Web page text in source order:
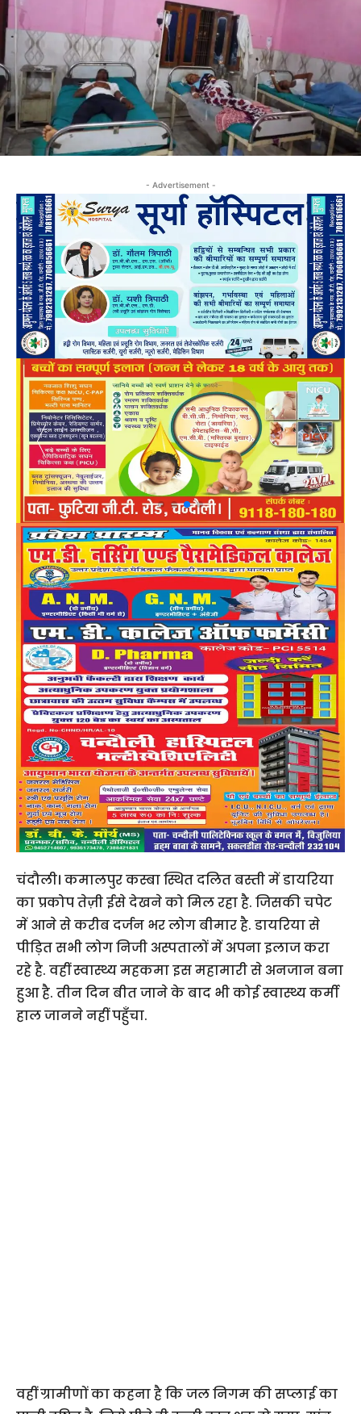
- Advertisement -
चंदौली। कमालपुर कस्बा स्थित दलित बस्ती में डायरिया
का प्रकोप तेज़ी ईसे देखने को मिल रहा है. जिसकी चपेट
में आने से करीब दर्जन भर लोग बीमार है. डायरिया से
पीड़ित सभी लोग निजी अस्पतालों में अपना इलाज करा
रहे है. वहीं स्वास्थ्य महकमा इस महामारी से अनजान बना
हुआ है. तीन दिन बीत जाने के बाद भी कोई स्वास्थ्य कर्मी
हाल जानने नहीं पहुँचा.
वहीं ग्रामीणों का कहना है कि जल निगम की सप्लाई का